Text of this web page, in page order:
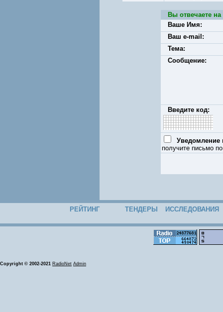
Вы отвечаете
Ваше Имя:
Ваш e-mail:
Тема:
Сообщение:
Введите код:
Уведомление
получите письмо
РЕЙТИНГ ТЕНДЕРЫ ИССЛЕДОВАНИЯ
Copyright © 2002-2021 RadioNet Admin